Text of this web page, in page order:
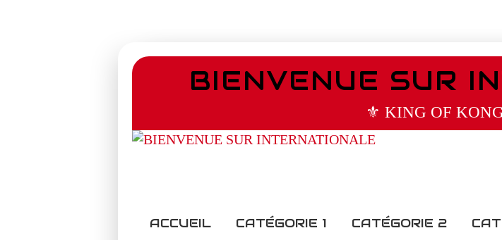
BIENVENUE SUR
⚜️ KING OF
ACCUEIL CATÉGORIE 1 CATÉGORIE 2